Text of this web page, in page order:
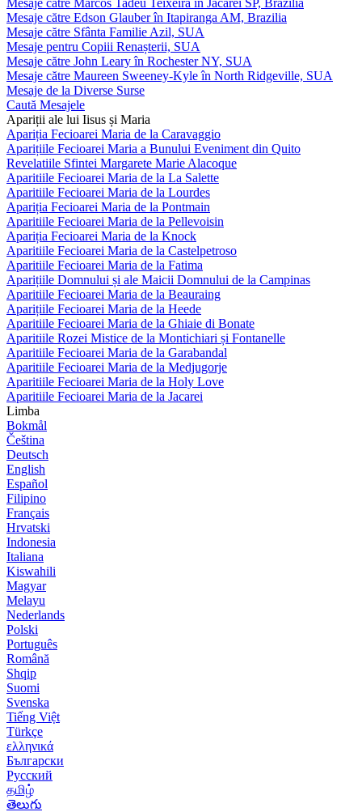
Mesaje către Edson Glauber în Itapiranga AM, Brazilia
Mesaje către Sfânta Familie Azil, SUA
Mesaje pentru Copiii Renașterii, SUA
Mesaje către John Leary în Rochester NY, SUA
Mesaje către Maureen Sweeney-Kyle în North Ridgeville, SUA
Mesaje de la Diverse Surse
Caută Mesajele
Apariții ale lui Iisus și Maria
Apariția Fecioarei Maria de la Caravaggio
Aparițiile Fecioarei Maria a Bunului Eveniment din Quito
Revelatiile Sfintei Margarete Marie Alacoque
Aparitiile Fecioarei Maria de la La Salette
Aparitiile Fecioarei Maria de la Lourdes
Apariția Fecioarei Maria de la Pontmain
Aparitiile Fecioarei Maria de la Pellevoisin
Apariția Fecioarei Maria de la Knock
Aparitiile Fecioarei Maria de la Castelpetroso
Aparitiile Fecioarei Maria de la Fatima
Aparițiile Domnului și ale Maicii Domnului de la Campinas
Aparitiile Fecioarei Maria de la Beauraing
Aparițiile Fecioarei Maria de la Heede
Aparitiile Fecioarei Maria de la Ghiaie di Bonate
Aparitiile Rozei Mistice de la Montichiari și Fontanelle
Aparitiile Fecioarei Maria de la Garabandal
Aparitiile Fecioarei Maria de la Medjugorje
Aparitiile Fecioarei Maria de la Holy Love
Aparitiile Fecioarei Maria de la Jacarei
Limba
Bokmål
Čeština
Deutsch
English
Español
Filipino
Français
Hrvatski
Indonesia
Italiana
Kiswahili
Magyar
Melayu
Nederlands
Polski
Português
Română
Shqip
Suomi
Svenska
Tiếng Việt
Türkçe
ελληνικά
Български
Русский
தமிழ்
తెలుగు